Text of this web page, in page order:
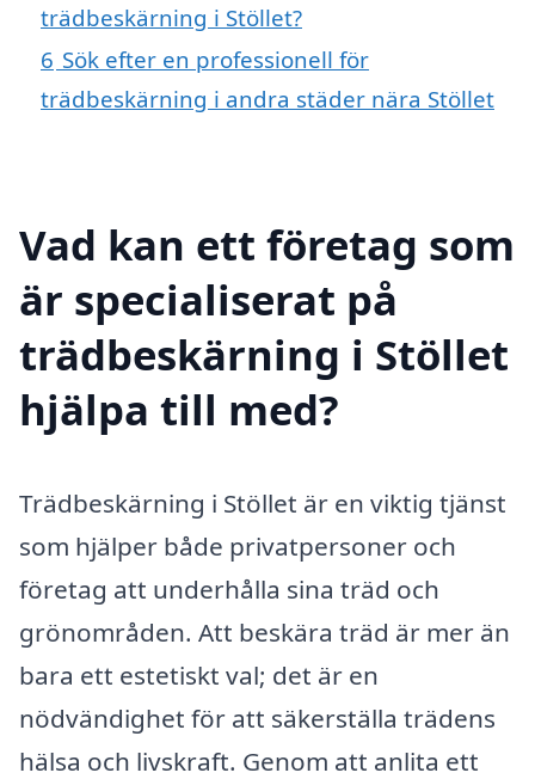
trädbeskärning i Stöllet?
6 Sök efter en professionell för
trädbeskärning i andra städer nära Stöllet
Vad kan ett företag som
är specialiserat på
trädbeskärning i Stöllet
hjälpa till med?
Trädbeskärning i Stöllet är en viktig tjänst
som hjälper både privatpersoner och
företag att underhålla sina träd och
grönområden. Att beskära träd är mer än
bara ett estetiskt val; det är en
nödvändighet för att säkerställa trädens
hälsa och livskraft. Genom att anlita ett